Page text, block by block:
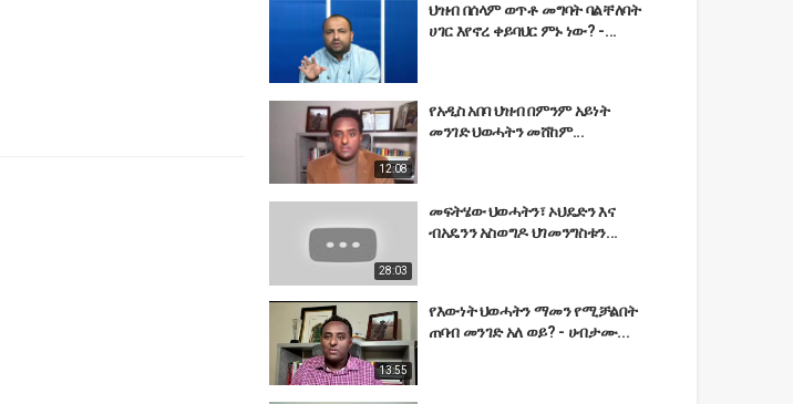
ህዝብ በሰላም ወጥቶ መግባት ባልቸለባት
ሀገር እየኖረ ቀይባህር ምኑ ነው? -...
12:08
የአዲስ አበባ ህዝብ በምንም አይነት
መንገድ ህወሓትን መሸከም...
28:03
መፍትሄው ህወሓትን፣ ኦህዴድን እና
ብአዴንን አስወግዶ ህገመንግስቱን...
13:55
የእውነት ህወሓትን ማመን የሚቻልበት
ጠባብ መንገድ አለ ወይ? - ሀብታሙ...